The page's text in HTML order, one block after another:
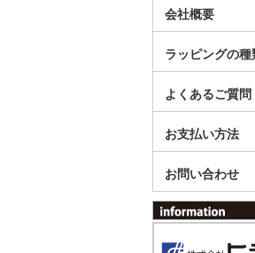
会社概要
ラッピングの種
よくあるご質問
お支払い方法
お問い合わせ